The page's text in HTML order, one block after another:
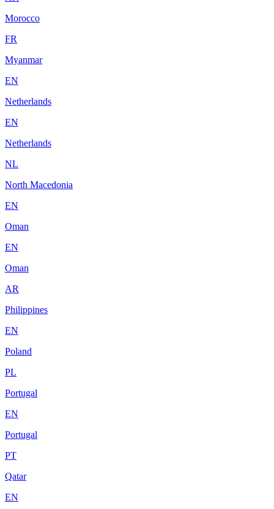
Morocco
FR
Myanmar
EN
Netherlands
EN
Netherlands
NL
North Macedonia
EN
Oman
EN
Oman
AR
Philippines
EN
Poland
PL
Portugal
EN
Portugal
PT
Qatar
EN